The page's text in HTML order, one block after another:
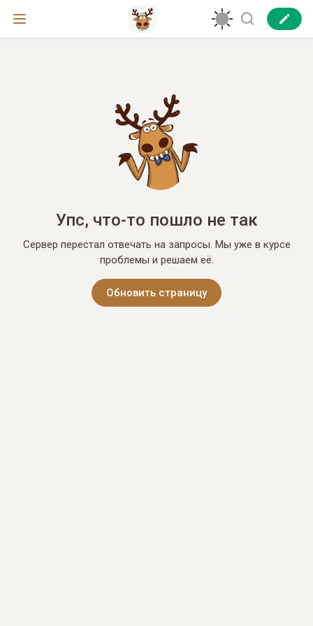
Упс, что-то пошло не так
Сервер перестал отвечать на запросы. Мы уже в курсе
проблемы и решаем её.
Обновить страницу